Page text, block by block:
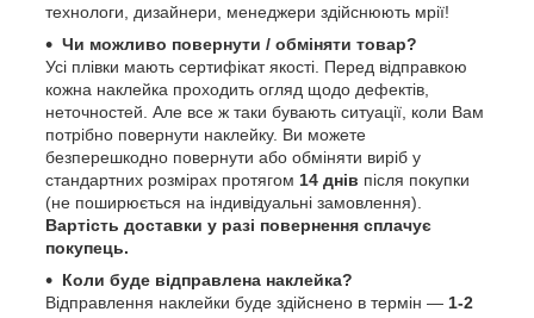
технологи, дизайнери, менеджери здійснюють мрії!
Чи можливо повернути / обміняти товар?
Усі плівки мають сертифікат якості. Перед відправкою
кожна наклейка проходить огляд щодо дефектів,
неточностей. Але все ж таки бувають ситуації, коли Вам
потрібно повернути наклейку. Ви можете
безперешкодно повернути або обміняти виріб у
стандартних розмірах протягом 14 днів після покупки
(не поширюється на індивідуальні замовлення).
Вартість доставки у разі повернення сплачує
покупець.
Коли буде відправлена наклейка?
Відправлення наклейки буде здійснено в термін — 1-2